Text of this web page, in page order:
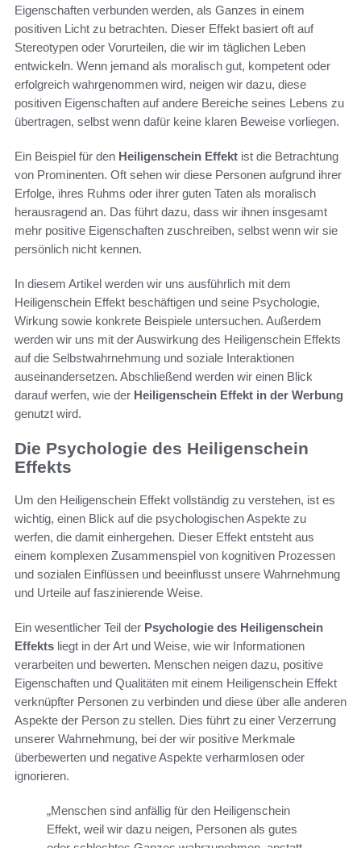
Eigenschaften verbunden werden, als Ganzes in einem
positiven Licht zu betrachten. Dieser Effekt basiert oft auf
Stereotypen oder Vorurteilen, die wir im täglichen Leben
entwickeln. Wenn jemand als moralisch gut, kompetent oder
erfolgreich wahrgenommen wird, neigen wir dazu, diese
positiven Eigenschaften auf andere Bereiche seines Lebens zu
übertragen, selbst wenn dafür keine klaren Beweise vorliegen.
Ein Beispiel für den Heiligenschein Effekt ist die Betrachtung
von Prominenten. Oft sehen wir diese Personen aufgrund ihrer
Erfolge, ihres Ruhms oder ihrer guten Taten als moralisch
herausragend an. Das führt dazu, dass wir ihnen insgesamt
mehr positive Eigenschaften zuschreiben, selbst wenn wir sie
persönlich nicht kennen.
In diesem Artikel werden wir uns ausführlich mit dem
Heiligenschein Effekt beschäftigen und seine Psychologie,
Wirkung sowie konkrete Beispiele untersuchen. Außerdem
werden wir uns mit der Auswirkung des Heiligenschein Effekts
auf die Selbstwahrnehmung und soziale Interaktionen
auseinandersetzen. Abschließend werden wir einen Blick
darauf werfen, wie der Heiligenschein Effekt in der Werbung
genutzt wird.
Die Psychologie des Heiligenschein
Effekts
Um den Heiligenschein Effekt vollständig zu verstehen, ist es
wichtig, einen Blick auf die psychologischen Aspekte zu
werfen, die damit einhergehen. Dieser Effekt entsteht aus
einem komplexen Zusammenspiel von kognitiven Prozessen
und sozialen Einflüssen und beeinflusst unsere Wahrnehmung
und Urteile auf faszinierende Weise.
Ein wesentlicher Teil der Psychologie des Heiligenschein
Effekts liegt in der Art und Weise, wie wir Informationen
verarbeiten und bewerten. Menschen neigen dazu, positive
Eigenschaften und Qualitäten mit einem Heiligenschein Effekt
verknüpfter Personen zu verbinden und diese über alle anderen
Aspekte der Person zu stellen. Dies führt zu einer Verzerrung
unserer Wahrnehmung, bei der wir positive Merkmale
überbewerten und negative Aspekte verharmlosen oder
ignorieren.
„Menschen sind anfällig für den Heiligenschein
Effekt, weil wir dazu neigen, Personen als gutes